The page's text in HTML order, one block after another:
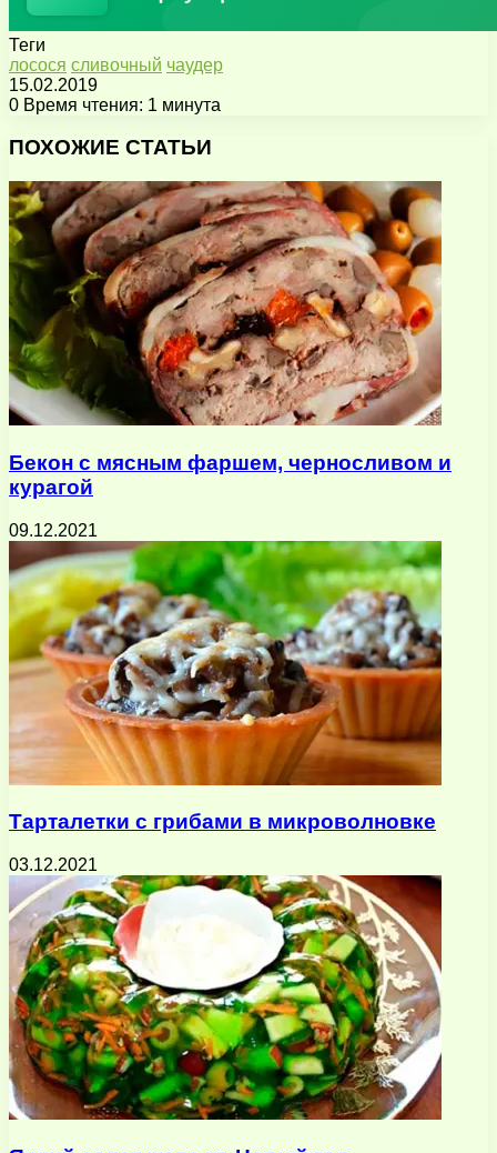
Теги
лосося сливочный чаудер
15.02.2019
0 Время чтения: 1 минута
через
почту
ПОХОЖИЕ СТАТЬИ
Бекон с мясным фаршем, черносливом и
курагой
09.12.2021
Тарталетки с грибами в микроволновке
03.12.2021